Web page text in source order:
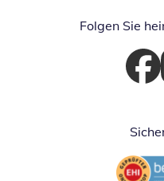
Folgen Sie